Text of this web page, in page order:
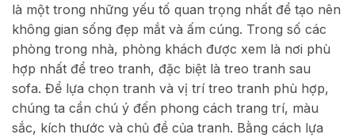
là một trong những yếu tố quan trọng nhất để tạo nên
không gian sống đẹp mắt và ấm cúng. Trong số các
phòng trong nhà, phòng khách được xem là nơi phù
hợp nhất để treo tranh, đặc biệt là treo tranh sau
sofa. Để lựa chọn tranh và vị trí treo tranh phù hợp,
chúng ta cần chú ý đến phong cách trang trí, màu
sắc, kích thước và chủ đề của tranh. Bằng cách lựa